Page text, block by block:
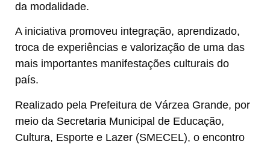
da modalidade.
A iniciativa promoveu integração, aprendizado,
troca de experiências e valorização de uma das
mais importantes manifestações culturais do
país.
Realizado pela Prefeitura de Várzea Grande, por
meio da Secretaria Municipal de Educação,
Cultura, Esporte e Lazer (SMECEL), o encontro